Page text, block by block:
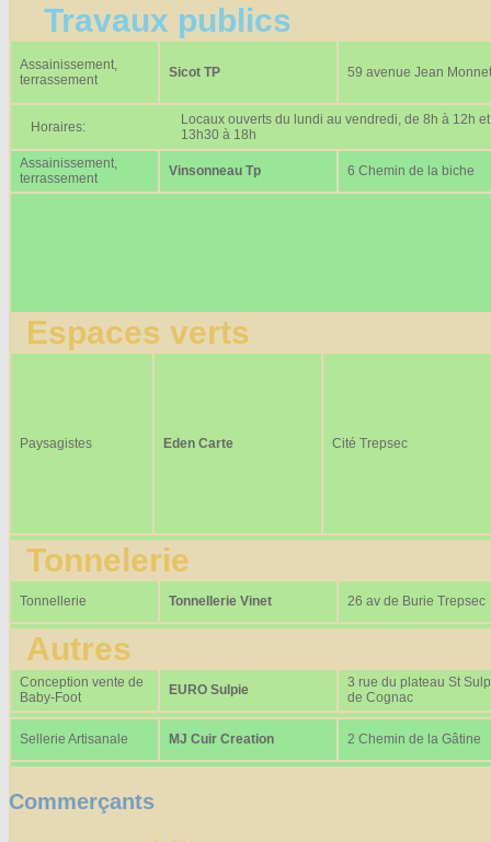
Travaux publics
Assainissement,
terrassement
Sicot TP 59 avenue Jean Monnet
Horaires:
Locaux ouverts du lundi au vendredi, de 8h à 12h
13h30 à 18h
Assainissement,
terrassement
Vinsonneau Tp 6 Chemin de la biche
Espaces verts
Paysagistes Eden Carte Cité Trepsec
Tonnelerie
Tonnellerie Tonnellerie Vinet 26 av de Burie Trepsec
Autres
Conception vente de
Baby-Foot
EURO Sulpie
3 rue du plateau St
de Cognac
Sellerie Artisanale MJ Cuir Creation 2 Chemin de la Gâtine
Commerçants